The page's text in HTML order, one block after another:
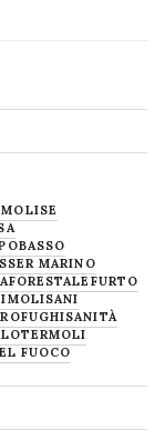
MARINO
FORESTALE FURTO
MOLISANI
SANITÀ
TERMOLI
FUOCO